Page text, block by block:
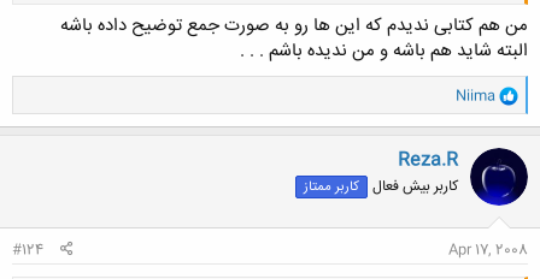
با تشکر.
من هم کتابی ندیدم که این ها رو به صورت جمع توضیح داده باشه
البته شاید هم باشه و من ندیده باشم . . .
و
ا
ک
ن
ش
ه
ا
Niima
Reza.R
کاربر بیش فعال کاربر ممتاز
Apr 17, 2008
#124